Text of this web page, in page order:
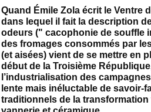
Quand Émile Zola écrit le Ventre
dans lequel il fait la description
odeurs (" cacophonie de souffle
des fromages consommés par
(et aisées) vient de se mettre en
début de la Troisième
l’industrialisation des
lente mais inéluctable de savoir-
traditionnels de la